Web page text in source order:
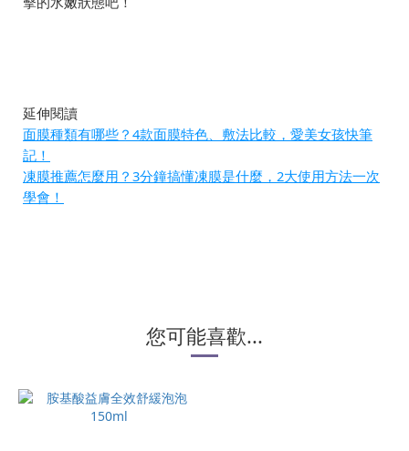
延伸閱讀
面膜種類有哪些？4款面膜特色、敷法比較，愛美女孩快筆
記！
凍膜推薦怎麼用？3分鐘搞懂凍膜是什麼，2大使用方法一次
學會！
您可能喜歡...